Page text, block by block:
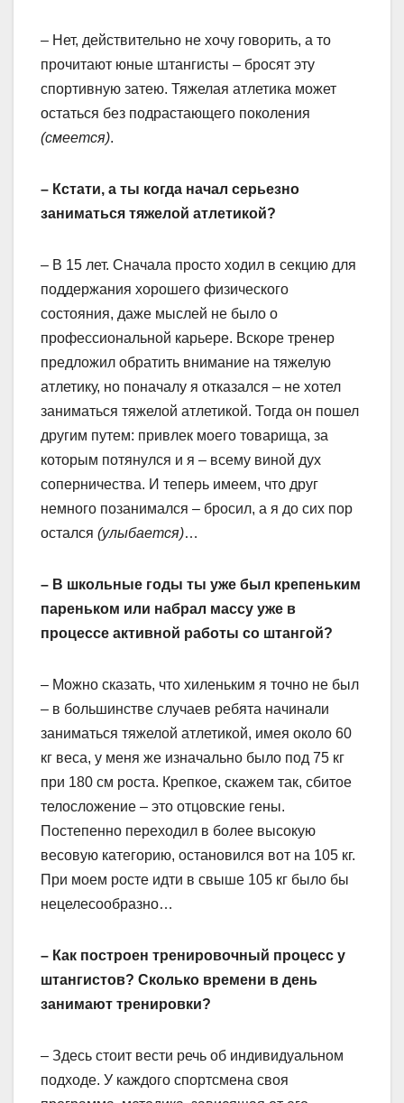
– Нет, действительно не хочу говорить, а то
прочитают юные штангисты – бросят эту
спортивную затею. Тяжелая атлетика может
остаться без подрастающего поколения
(смеется).
– Кстати, а ты когда начал серьезно
заниматься тяжелой атлетикой?
– В 15 лет. Сначала просто ходил в секцию для
поддержания хорошего физического
состояния, даже мыслей не было о
профессиональной карьере. Вскоре тренер
предложил обратить внимание на тяжелую
атлетику, но поначалу я отказался – не хотел
заниматься тяжелой атлетикой. Тогда он пошел
другим путем: привлек моего товарища, за
которым потянулся и я – всему виной дух
соперничества. И теперь имеем, что друг
немного позанимался – бросил, а я до сих пор
остался (улыбается)…
– В школьные годы ты уже был крепеньким
пареньком или набрал массу уже в
процессе активной работы со штангой?
– Можно сказать, что хиленьким я точно не был
– в большинстве случаев ребята начинали
заниматься тяжелой атлетикой, имея около 60
кг веса, у меня же изначально было под 75 кг
при 180 см роста. Крепкое, скажем так, сбитое
телосложение – это отцовские гены.
Постепенно переходил в более высокую
весовую категорию, остановился вот на 105 кг.
При моем росте идти в свыше 105 кг было бы
нецелесообразно…
– Как построен тренировочный процесс у
штангистов? Сколько времени в день
занимают тренировки?
– Здесь стоит вести речь об индивидуальном
подходе. У каждого спортсмена своя